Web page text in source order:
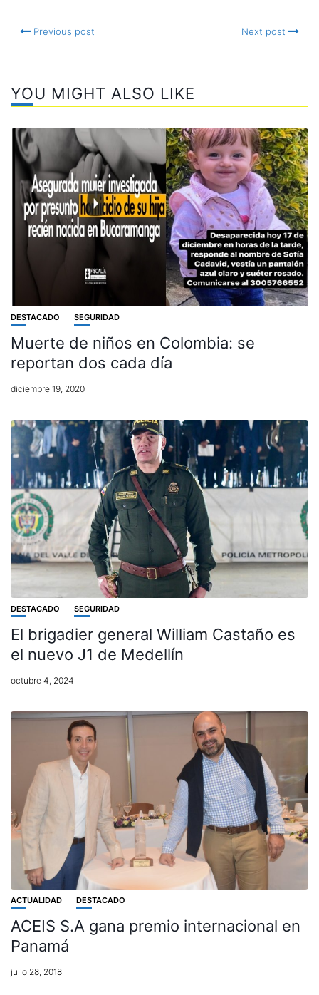
Previous post Next post
YOU MIGHT ALSO LIKE
DESTACADO SEGURIDAD
Muerte de niños en Colombia: se
reportan dos cada día
diciembre 19, 2020
DESTACADO SEGURIDAD
El brigadier general William Castaño es
el nuevo J1 de Medellín
octubre 4, 2024
ACTUALIDAD DESTACADO
ACEIS S.A gana premio internacional en
Panamá
julio 28, 2018